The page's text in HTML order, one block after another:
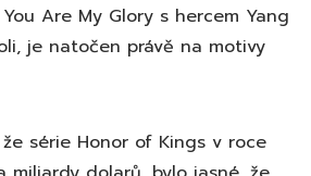
Are My Glory s hercem Yang
je natočen právě na motivy
série Honor of Kings v roce